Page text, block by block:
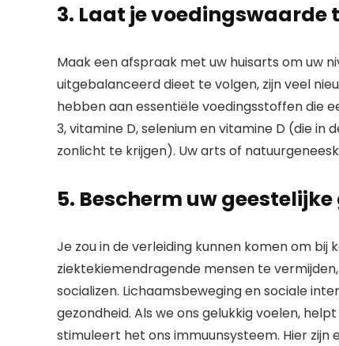
3. Laat je voedingswaarde
Maak een afspraak met uw huisarts om uw
uitgebalanceerd dieet te volgen, zijn veel
hebben aan essentiële voedingsstoffen die
3, vitamine D, selenium en vitamine D (die
zonlicht te krijgen). Uw arts of
5. Bescherm uw
Je zou in de verleiding kunnen komen om
ziektekiemendragende mensen te
socializen. Lichaamsbeweging en sociale
gezondheid. Als we ons gelukkig voelen,
stimuleert het ons immuunsysteem. Hier zijn